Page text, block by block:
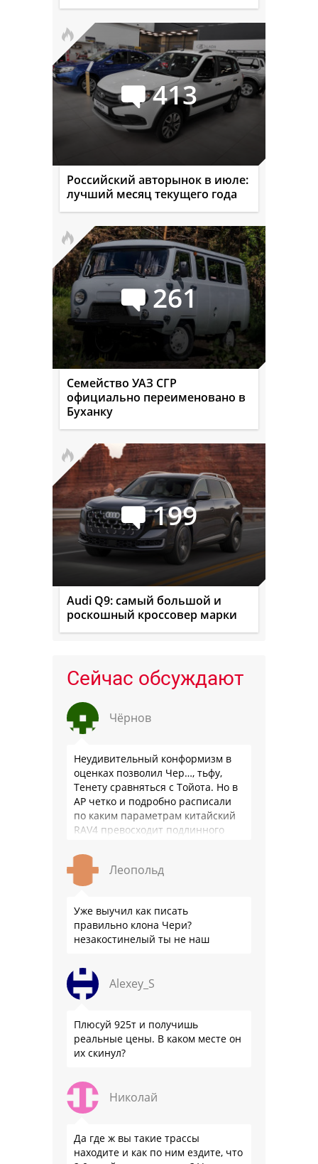
413
Российский авторынок в июле:
лучший месяц текущего года
261
Семейство УАЗ СГР
официально переименовано в
Буханку
199
Audi Q9: самый большой и
роскошный кроссовер марки
Сейчас обсуждают
Чёрнов
Неудивительный конформизм в
оценках позволил Чер…, тьфу,
Тенету сравняться с Тойота. Но в
АР четко и подробно расписали
по каким параметрам китайский
RAV4 превосходит подлинного
подвеска едет ровно и приятно …
Леопольд
Уже выучил как писать
правильно клона Чери?
незакостинелый ты не наш
Alexey_S
Плюсуй 925т и получишь
реальные цены. В каком месте он
их скинул?
Николай
Да где ж вы такие трассы
находите и как по ним ездите, что